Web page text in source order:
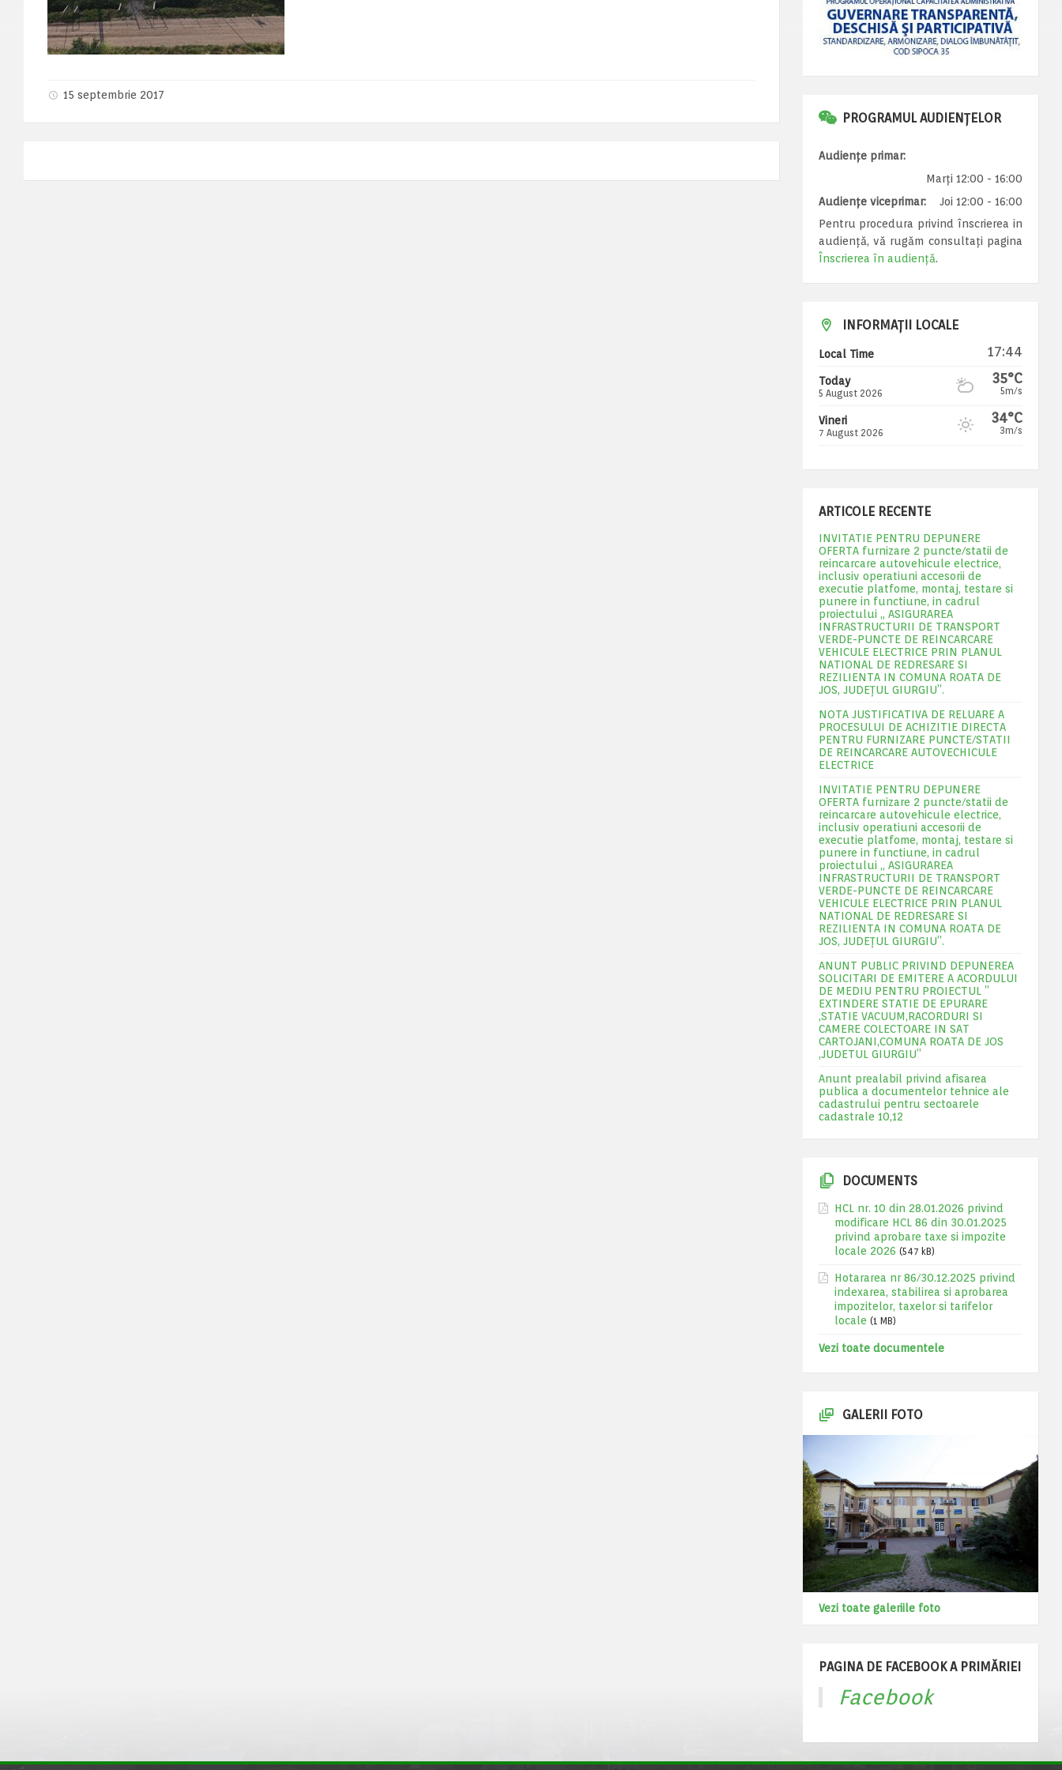
15 septembrie 2017
PROGRAMUL AUDIENȚELOR
Audiențe primar:
Marți 12:00 - 16:00
Audiențe viceprimar:
Joi 12:00 - 16:00
Pentru procedura privind înscrierea in
audiență, vă rugăm consultați pagina
Înscrierea în audiență.
INFORMAȚII LOCALE
Local Time 17:44
Today
5 August 2026
35°C
5m/s
Vineri
7 August 2026
34°C
3m/s
ARTICOLE RECENTE
INVITATIE PENTRU DEPUNERE
OFERTA furnizare 2 puncte/statii de
reincarcare autovehicule electrice,
inclusiv operatiuni accesorii de
executie platfome, montaj, testare si
punere in functiune, in cadrul
proiectului „ ASIGURAREA
INFRASTRUCTURII DE TRANSPORT
VERDE-PUNCTE DE REINCARCARE
VEHICULE ELECTRICE PRIN PLANUL
NATIONAL DE REDRESARE SI
REZILIENTA IN COMUNA ROATA DE
JOS, JUDEŢUL GIURGIU”.
NOTA JUSTIFICATIVA DE RELUARE A
PROCESULUI DE ACHIZITIE DIRECTA
PENTRU FURNIZARE PUNCTE/STATII
DE REINCARCARE AUTOVECHICULE
ELECTRICE
INVITATIE PENTRU DEPUNERE
OFERTA furnizare 2 puncte/statii de
reincarcare autovehicule electrice,
inclusiv operatiuni accesorii de
executie platfome, montaj, testare si
punere in functiune, in cadrul
proiectului „ ASIGURAREA
INFRASTRUCTURII DE TRANSPORT
VERDE-PUNCTE DE REINCARCARE
VEHICULE ELECTRICE PRIN PLANUL
NATIONAL DE REDRESARE SI
REZILIENTA IN COMUNA ROATA DE
JOS, JUDEŢUL GIURGIU”.
ANUNT PUBLIC PRIVIND DEPUNEREA
SOLICITARI DE EMITERE A ACORDULUI
DE MEDIU PENTRU PROIECTUL ”
EXTINDERE STATIE DE EPURARE
,STATIE VACUUM,RACORDURI SI
CAMERE COLECTOARE IN SAT
CARTOJANI,COMUNA ROATA DE JOS
,JUDETUL GIURGIU”
Anunt prealabil privind afisarea
publica a documentelor tehnice ale
cadastrului pentru sectoarele
cadastrale 10,12
DOCUMENTS
HCL nr. 10 din 28.01.2026 privind
modificare HCL 86 din 30.01.2025
privind aprobare taxe si impozite
locale 2026 (547 kB)
Hotararea nr 86/30.12.2025 privind
indexarea, stabilirea si aprobarea
impozitelor, taxelor si tarifelor
locale (1 MB)
Vezi toate documentele
GALERII FOTO
Vezi toate galeriile foto
PAGINA DE FACEBOOK A PRIMĂRIEI
Facebook